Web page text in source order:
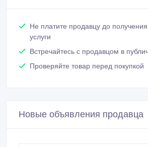
Не платите продавцу до
услуги
Встречайтесь с продавцом в
Проверяйте товар перед покупкой
Новые объявления продавца